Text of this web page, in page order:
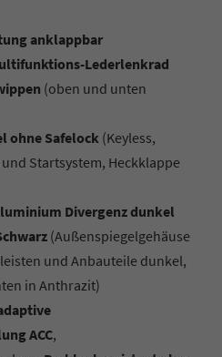
anklappbar
Lederlenkrad
(oben und unten
ohne Safelock (Keyless,
Startsystem, Heckklappe
Divergenz dunkel
(Außenspiegelgehäuse
und Anbauteile dunkel,
in Anthrazit)
ACC,